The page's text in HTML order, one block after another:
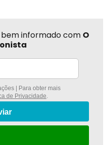
informado com O
| Para obter mais
de Privacidade.